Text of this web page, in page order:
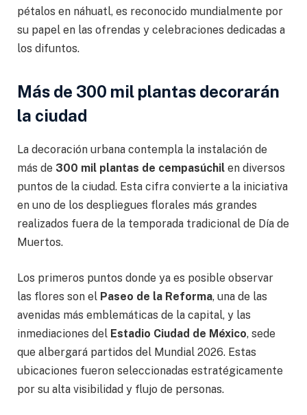
pétalos en náhuatl, es reconocido mundialmente por
su papel en las ofrendas y celebraciones dedicadas a
los difuntos.
Más de 300 mil plantas decorarán
la ciudad
La decoración urbana contempla la instalación de
más de 300 mil plantas de cempasúchil en diversos
puntos de la ciudad. Esta cifra convierte a la iniciativa
en uno de los despliegues florales más grandes
realizados fuera de la temporada tradicional de Día de
Muertos.
Los primeros puntos donde ya es posible observar
las flores son el Paseo de la Reforma, una de las
avenidas más emblemáticas de la capital, y las
inmediaciones del Estadio Ciudad de México, sede
que albergará partidos del Mundial 2026. Estas
ubicaciones fueron seleccionadas estratégicamente
por su alta visibilidad y flujo de personas.